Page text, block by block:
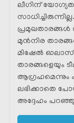
ലീഗിന്
പ്രമുഖതാരങ്ങൾ
മുൻനിര
മിഷേൽ ഓലാസ്
താരങ്ങളെയും
ആഗ്രഹമെന്നും
ലഭിക്കാതെ
അദ്ദേഹം